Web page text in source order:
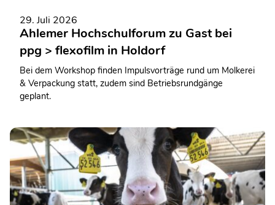
29. Juli 2026
Ahlemer Hochschulforum zu Gast bei
ppg > flexofilm in Holdorf
Bei dem Workshop finden Impulsvorträge rund um Molkerei
& Verpackung statt, zudem sind Betriebsrundgänge
geplant.